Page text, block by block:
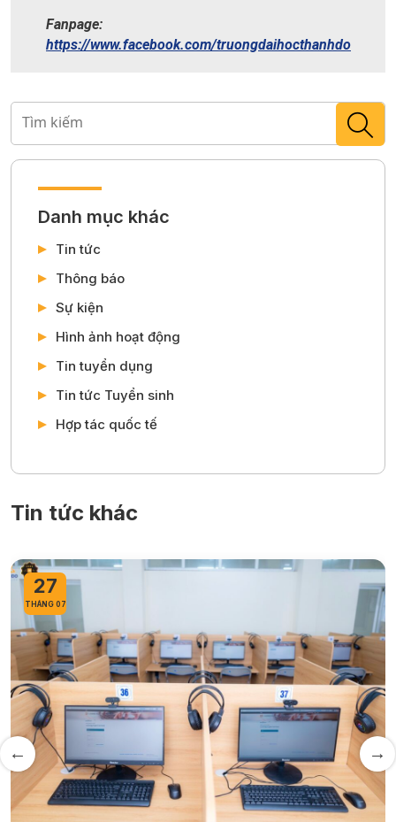
Fanpage:
https://www.facebook.com/truongdaihocthanhdo
Danh mục khác
Tin tức
Thông báo
Sự kiện
Hình ảnh hoạt động
Tin tuyển dụng
Tin tức Tuyển sinh
Hợp tác quốc tế
Tin tức khác
27
THÁNG 07